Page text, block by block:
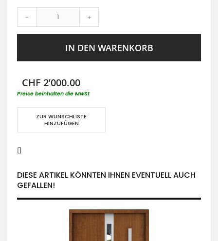
- +
IN DEN WARENKORB
CHF 2’000.00
Preise beinhalten die MwSt
ZUR WUNSCHLISTE
HINZUFÜGEN
DIESE ARTIKEL KÖNNTEN IHNEN EVENTUELL AUCH
GEFALLEN!